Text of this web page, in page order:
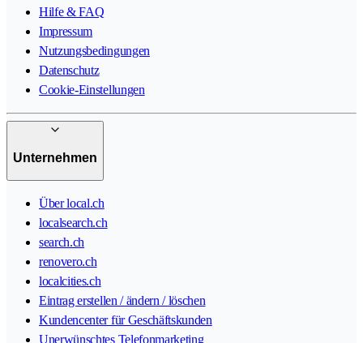
Hilfe & FAQ
Impressum
Nutzungsbedingungen
Datenschutz
Cookie-Einstellungen
Unternehmen
Über local.ch
localsearch.ch
search.ch
renovero.ch
localcities.ch
Eintrag erstellen / ändern / löschen
Kundencenter für Geschäftskunden
Unerwünschtes Telefonmarketing